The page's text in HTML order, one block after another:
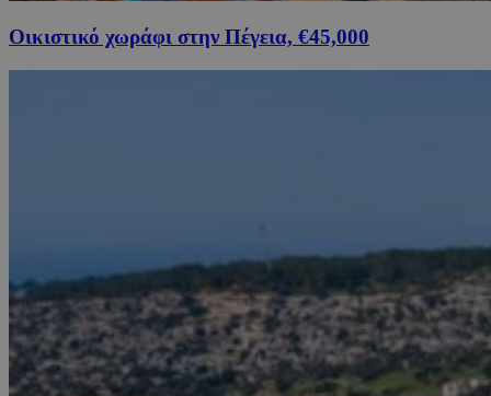
Οικιστικό χωράφι στην Πέγεια, €45,000